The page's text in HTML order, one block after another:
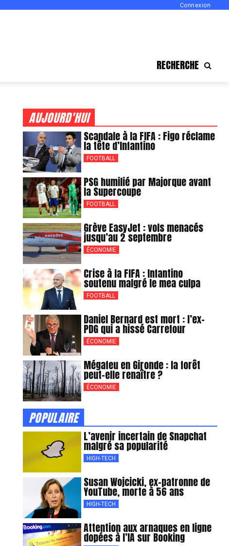
Connexion
RECHERCHE
AUJOURD'HUI
Scandale à la FIFA : Figo réclame
la tête d’Infantino
FOOTBALL
PSG humilié par Majorque avant
la Supercoupe
FOOTBALL
Grève EasyJet : vols menacés
jusqu’au 2 septembre
ÉCONOMIE
Crise à la FIFA : Infantino
soutenu malgré le mea culpa
FOOTBALL
Daniel Bernard est mort : l’ex-
PDG qui a hissé Carrefour
ÉCONOMIE
Mégafeu en Gironde : la forêt
peut-elle renaître ?
ÉCONOMIE
POPULAIRE
L’avenir incertain de Snapchat
malgré sa popularité
HIGH-TECH
Susan Wojcicki, ex-patronne de
YouTube, morte à 56 ans
HIGH-TECH
Attention aux arnaques en ligne
dopées à l’IA sur Booking